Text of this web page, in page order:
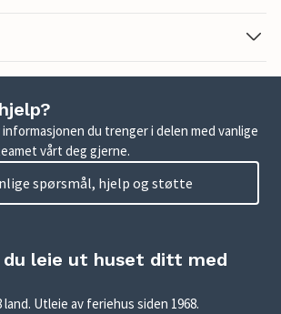
du trenger i delen med vanlige
vårt deg gjerne.
spørsmål, hjelp og støtte
du leie ut huset ditt med
land. Utleie av feriehus siden 1968.